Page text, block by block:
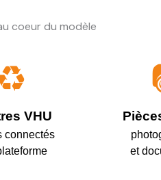
coeur du modèle
VHU
connectés
et